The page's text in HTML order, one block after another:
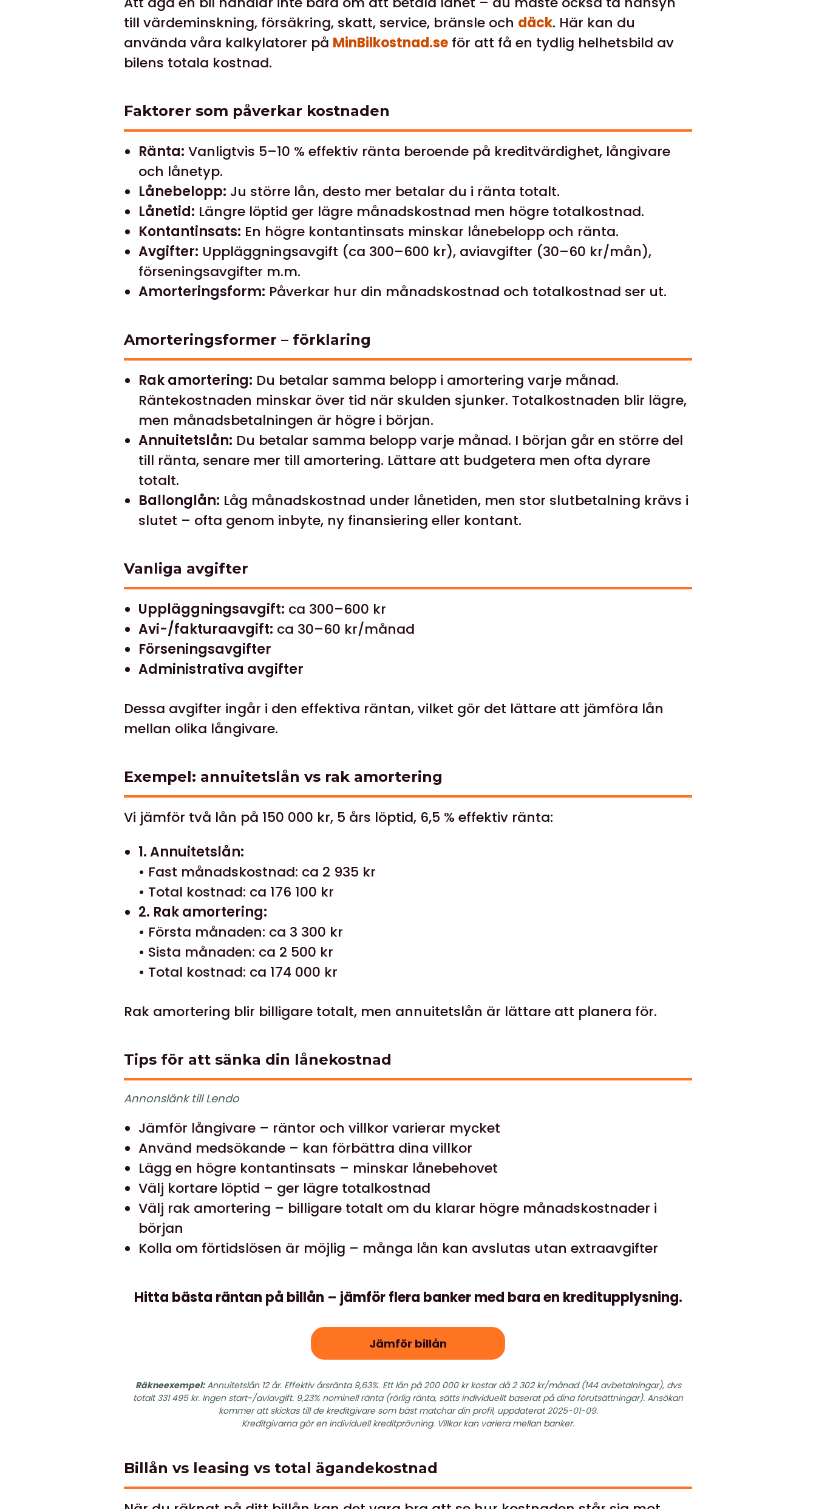
till värdeminskning, försäkring, skatt, service, bränsle och däck. Här kan du
använda våra kalkylatorer på MinBilkostnad.se för att få en tydlig helhetsbild av
bilens totala kostnad.
Faktorer som påverkar kostnaden
Ränta: Vanligtvis 5–10 % effektiv ränta beroende på kreditvärdighet, långivare
och lånetyp.
Lånebelopp: Ju större lån, desto mer betalar du i ränta totalt.
Lånetid: Längre löptid ger lägre månadskostnad men högre totalkostnad.
Kontantinsats: En högre kontantinsats minskar lånebelopp och ränta.
Avgifter: Uppläggningsavgift (ca 300–600 kr), aviavgifter (30–60 kr/mån),
förseningsavgifter m.m.
Amorteringsform: Påverkar hur din månadskostnad och totalkostnad ser ut.
Amorteringsformer – förklaring
Rak amortering: Du betalar samma belopp i amortering varje månad.
Räntekostnaden minskar över tid när skulden sjunker. Totalkostnaden blir lägre,
men månadsbetalningen är högre i början.
Annuitetslån: Du betalar samma belopp varje månad. I början går en större del
till ränta, senare mer till amortering. Lättare att budgetera men ofta dyrare
totalt.
Ballonglån: Låg månadskostnad under lånetiden, men stor slutbetalning krävs i
slutet – ofta genom inbyte, ny finansiering eller kontant.
Vanliga avgifter
Uppläggningsavgift: ca 300–600 kr
Avi-/fakturaavgift: ca 30–60 kr/månad
Förseningsavgifter
Administrativa avgifter
Dessa avgifter ingår i den effektiva räntan, vilket gör det lättare att jämföra lån
mellan olika långivare.
Exempel: annuitetslån vs rak amortering
Vi jämför två lån på 150 000 kr, 5 års löptid, 6,5 % effektiv ränta:
1. Annuitetslån:
• Fast månadskostnad: ca 2 935 kr
• Total kostnad: ca 176 100 kr
2. Rak amortering:
• Första månaden: ca 3 300 kr
• Sista månaden: ca 2 500 kr
• Total kostnad: ca 174 000 kr
Rak amortering blir billigare totalt, men annuitetslån är lättare att planera för.
Tips för att sänka din lånekostnad
Annonslänk till Lendo
Jämför långivare – räntor och villkor varierar mycket
Använd medsökande – kan förbättra dina villkor
Lägg en högre kontantinsats – minskar lånebehovet
Välj kortare löptid – ger lägre totalkostnad
Välj rak amortering – billigare totalt om du klarar högre månadskostnader i
början
Kolla om förtidslösen är möjlig – många lån kan avslutas utan extraavgifter
Hitta bästa räntan på billån – jämför flera banker med bara en kreditupplysning.
Jämför billån
Räkneexempel:Annuitetslån 12 år. Effektiv årsränta 9,63%. Ett lån på 200 000 kr kostar då 2 302 kr/månad (144 avbetalningar), dvs
totalt 331 495 kr. Ingen start-/aviavgift. 9,23% nominell ränta (rörlig ränta, sätts individuellt baserat på dina förutsättningar). Ansökan
kommer att skickas till de kreditgivare som bäst matchar din profil, uppdaterat 2025-01-09.
Kreditgivarna gör en individuell kreditprövning. Villkor kan variera mellan banker.
Billån vs leasing vs total ägandekostnad